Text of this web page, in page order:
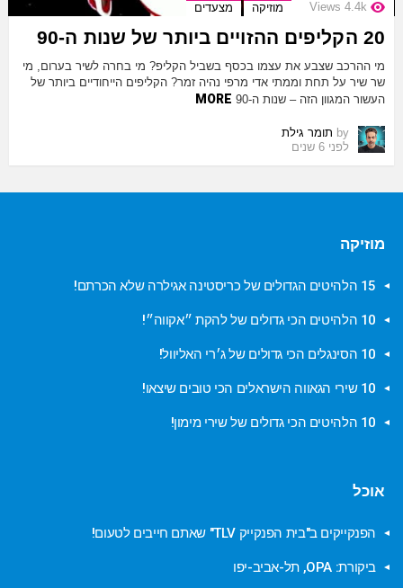
4.4k
Views מוזיקה מצעדים
20 הקליפים ההזויים ביותר של שנות ה-90
מי ההרכב שצבע את עצמו בכסף בשביל הקליפ? מי בחרה לשיר בערום, מי
שר שיר על תחת וממתי אדי מרפי נהיה זמר? הקליפים הייחודיים ביותר של
העשור המגוון הזה – שנות ה-90
MORE
by תומר גילת
לפני 6 שנים
מוזיקה
15 הלהיטים הגדולים של כריסטינה אגילרה שלא הכרתם!
10 הלהיטים הכי גדולים של להקת ״אקווה״!
10 הסינגלים הכי גדולים של ג׳רי האליוול!
10 שירי הגאווה הישראלים הכי טובים שיצאו!
10 הלהיטים הכי גדולים של שירי מימון!
אוכל
הפנקייקים ב"בית הפנקייק TLV" שאתם חייבים לטעום!
ביקורת: OPA, תל-אביב-יפו